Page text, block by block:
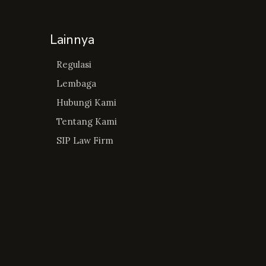
Lainnya
Regulasi
Lembaga
Hubungi Kami
Tentang Kami
SIP Law Firm